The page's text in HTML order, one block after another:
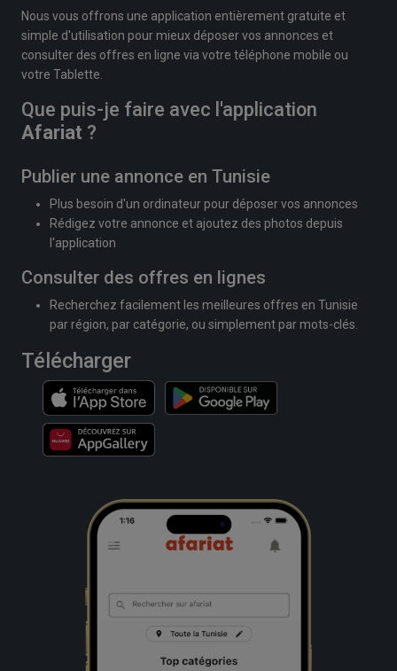
Nous vous offrons une application entièrement gratuite et
simple d'utilisation pour mieux déposer vos annonces et
consulter des offres en ligne via votre téléphone mobile ou
votre Tablette.
Que puis-je faire avec l'application
Afariat ?
Publier une annonce en Tunisie
Plus besoin d'un ordinateur pour déposer vos annonces
Rédigez votre annonce et ajoutez des photos depuis
l'application
Consulter des offres en lignes
Recherchez facilement les meilleures offres en Tunisie
par région, par catégorie, ou simplement par mots-clés.
Télécharger